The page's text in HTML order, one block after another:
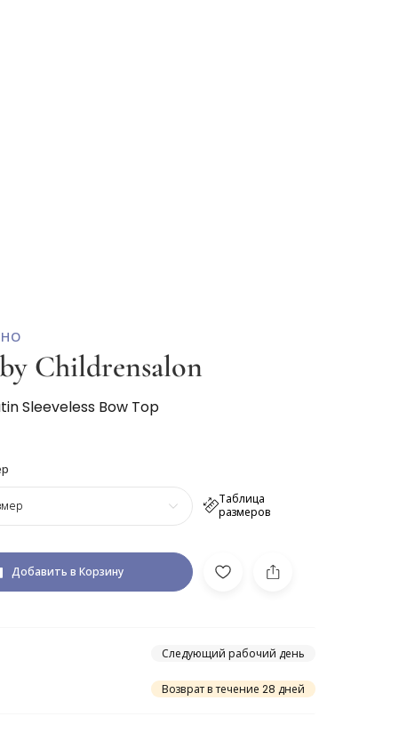
Childrensalon
Sleeveless Bow Top
Таблица
размеров
Добавить в Корзину
Следующий рабочий день
Возврат в течение 28 дней